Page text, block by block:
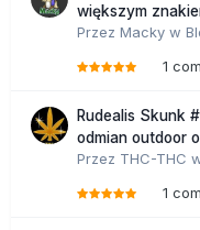
większym
Przez Macky w
1
Rudealis Skunk
odmian outdoor
Przez THC-THC
1